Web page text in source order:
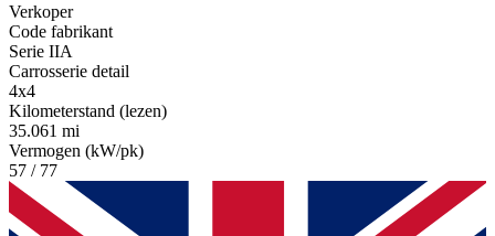
Verkoper
Code fabrikant
Serie IIA
Carrosserie detail
4x4
Kilometerstand (lezen)
35.061 mi
Vermogen (kW/pk)
57 / 77